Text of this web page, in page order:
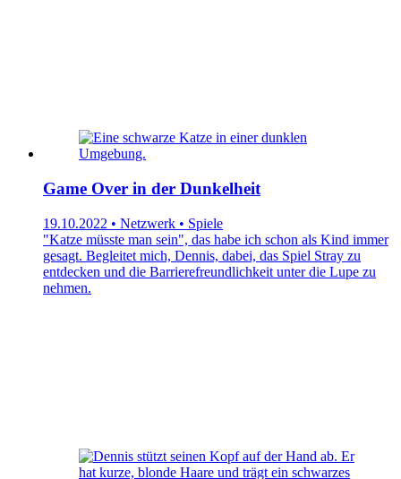
Game Over in der Dunkelheit
19.10.2022 • Netzwerk • Spiele
"Katze müsste man sein", das habe ich schon als Kind immer
gesagt. Begleitet mich, Dennis, dabei, das Spiel Stray zu
entdecken und die Barrierefreundlichkeit unter die Lupe zu
nehmen.